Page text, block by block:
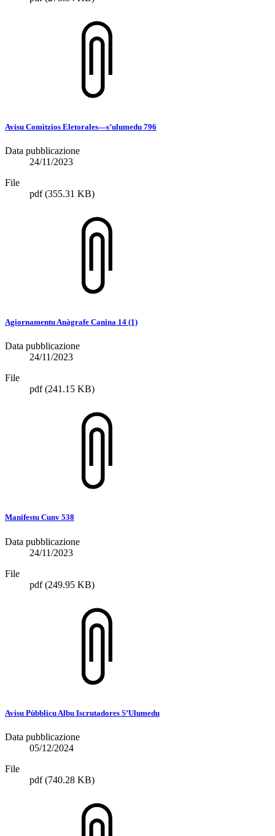
Avisu Comìtzios Eletorales—s’ulumedu 796
Data pubblicazione
24/11/2023
File
pdf(355.31 KB)
Agiornamentu Anàgrafe Canina 14 (1)
Data pubblicazione
24/11/2023
File
pdf(241.15 KB)
Manifestu Cunv 538
Data pubblicazione
24/11/2023
File
pdf(249.95 KB)
Avisu Pùbblicu Albu Iscrutadores S’Ulumedu
Data pubblicazione
05/12/2024
File
pdf(740.28 KB)